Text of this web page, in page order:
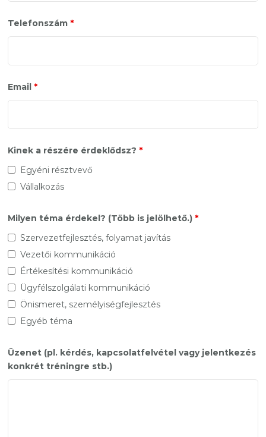
Telefonszám *
Email *
Kinek a részére érdeklődsz? *
Egyéni résztvevő
Vállalkozás
Milyen téma érdekel? (Több is jelölhető.) *
Szervezetfejlesztés, folyamat javítás
Vezetői kommunikáció
Értékesítési kommunikáció
Ügyfélszolgálati kommunikáció
Önismeret, személyiségfejlesztés
Egyéb téma
Üzenet (pl. kérdés, kapcsolatfelvétel vagy jelentkezés
konkrét tréningre stb.)